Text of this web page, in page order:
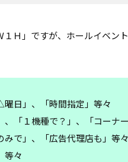
Ｈ」ですが、ホールイベン
日」、「時間指定」等々
「１機種で？」、「コーナ
みで」、「広告代理店も」等々
等々